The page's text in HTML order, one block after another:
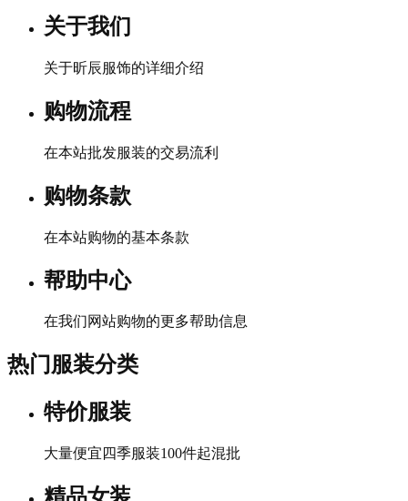
关于我们
关于昕辰服饰的详细介绍
购物流程
在本站批发服装的交易流利
购物条款
在本站购物的基本条款
帮助中心
在我们网站购物的更多帮助信息
热门服装分类
特价服装
大量便宜四季服装100件起混批